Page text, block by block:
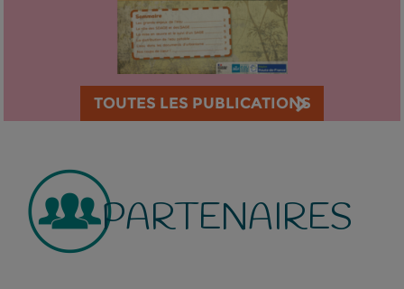
TOUTES LES PUBLICATIONS
PARTENAIRES